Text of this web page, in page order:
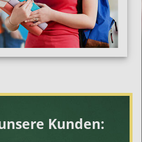
Kunden: